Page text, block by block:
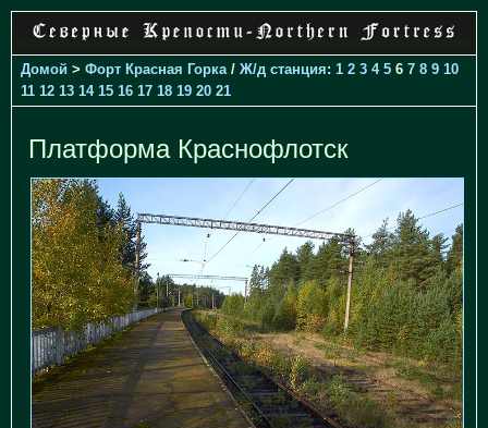
Домой > Форт Красная Горка / Ж/д станция: 1 2 3 4 5 6 7 8 9 10
11 12 13 14 15 16 17 18 19 20 21
Платформа Краснофлотск